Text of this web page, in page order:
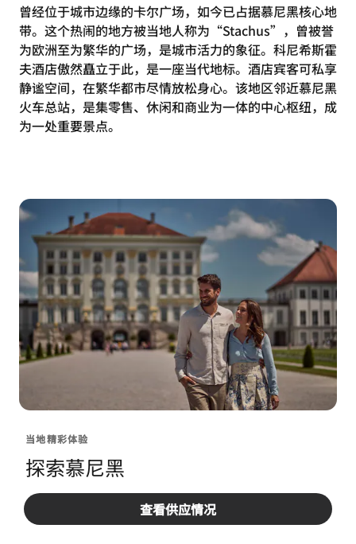
查看供应情况
曾经位于城市边缘的卡尔广场，如今已占据慕尼黑核心地
带。这个热闹的地方被当地人称为“Stachus”，曾被誉
为欧洲至为繁华的广场，是城市活力的象征。科尼希斯霍
夫酒店傲然矗立于此，是一座当代地标。酒店宾客可私享
静谧空间，在繁华都市尽情放松身心。该地区邻近慕尼黑
火车总站，是集零售、休闲和商业为一体的中心枢纽，成
为一处重要景点。
当地精彩体验
探索慕尼黑
深入了解我们精心策划的活动和体验，以真实而新颖的
方式感受城市魅力。